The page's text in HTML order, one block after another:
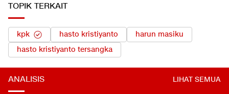
TOPIK TERKAIT
kpk hasto kristiyanto
harun masiku
hasto kristiyanto tersangka
ANALISIS LIHAT SEMUA